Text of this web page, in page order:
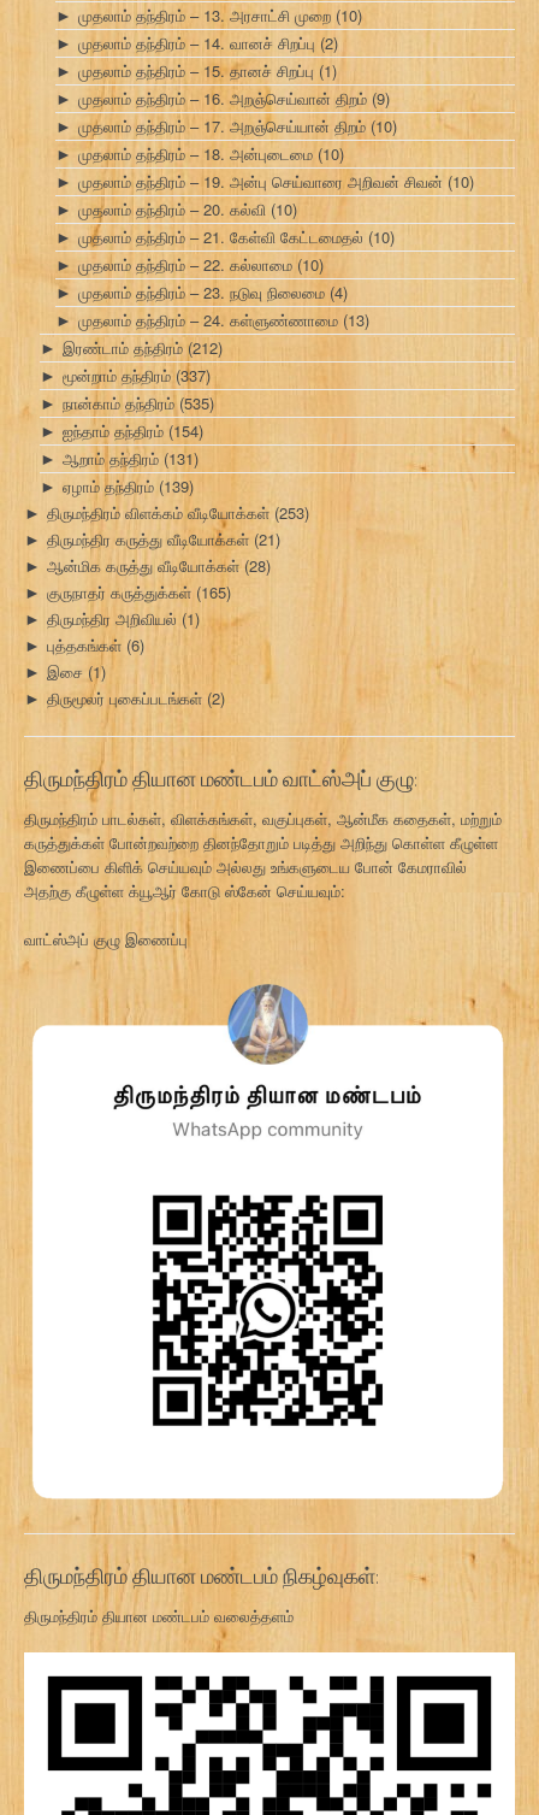
► முதலாம் தந்திரம் – 13. அரசாட்சி முறை (10)
► முதலாம் தந்திரம் – 14. வானச் சிறப்பு (2)
► முதலாம் தந்திரம் – 15. தானச் சிறப்பு (1)
► முதலாம் தந்திரம் – 16. அறஞ்செய்வான் திறம் (9)
► முதலாம் தந்திரம் – 17. அறஞ்செய்யான் திறம் (10)
► முதலாம் தந்திரம் – 18. அன்புடைமை (10)
► முதலாம் தந்திரம் – 19. அன்பு செய்வாரை அறிவன் சிவன் (10)
► முதலாம் தந்திரம் – 20. கல்வி (10)
► முதலாம் தந்திரம் – 21. கேள்வி கேட்டமைதல் (10)
► முதலாம் தந்திரம் – 22. கல்லாமை (10)
► முதலாம் தந்திரம் – 23. நடுவு நிலைமை (4)
► முதலாம் தந்திரம் – 24. கள்ளுண்ணாமை (13)
► இரண்டாம் தந்திரம் (212)
► மூன்றாம் தந்திரம் (337)
► நான்காம் தந்திரம் (535)
► ஐந்தாம் தந்திரம் (154)
► ஆறாம் தந்திரம் (131)
► ஏழாம் தந்திரம் (139)
► திருமந்திரம் விளக்கம் வீடியோக்கள் (253)
► திருமந்திர கருத்து வீடியோக்கள் (21)
► ஆன்மிக கருத்து வீடியோக்கள் (28)
► குருநாதர் கருத்துக்கள் (165)
► திருமந்திர அறிவியல் (1)
► புத்தகங்கள் (6)
► இசை (1)
► திருமூலர் புகைப்படங்கள் (2)
திருமந்திரம் தியான மண்டபம் வாட்ஸ்அப் குழு:
திருமந்திரம் பாடல்கள், விளக்கங்கள், வகுப்புகள், ஆன்மீக கதைகள், மற்றும்
கருத்துக்கள் போன்றவற்றை தினந்தோறும் படித்து அறிந்து கொள்ள கீழுள்ள
இணைப்பை கிளிக் செய்யவும் அல்லது உங்களுடைய போன் கேமராவில்
அதற்கு கீழுள்ள க்யூஆர் கோடு ஸ்கேன் செய்யவும்:
வாட்ஸ்அப் குழு இணைப்பு
திருமந்திரம் தியான மண்டபம் நிகழ்வுகள்:
திருமந்திரம் தியான மண்டபம் வலைத்தளம்